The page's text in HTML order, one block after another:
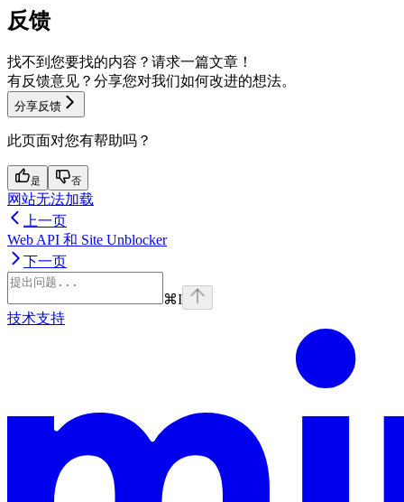
反馈
找不到您要找的内容？请求一篇文章！
有反馈意见？分享您对我们如何改进的想法。
分享反馈
此页面对您有帮助吗？
是 否
网站无法加载
上一页
Web API 和 Site Unblocker
下一页
⌘I
技术支持